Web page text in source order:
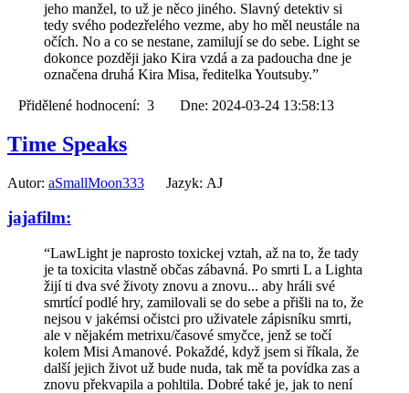
jeho manžel, to už je něco jiného. Slavný detektiv si
tedy svého podezřelého vezme, aby ho měl neustále na
očích. No a co se nestane, zamilují se do sebe. Light se
dokonce později jako Kira vzdá a za padoucha dne je
označena druhá Kira Misa, ředitelka Youtsuby.”
Přidělené hodnocení: 3 Dne: 2024-03-24 13:58:13
Time Speaks
Autor: aSmallMoon333 Jazyk: AJ
jajafilm:
“LawLight je naprosto toxickej vztah, až na to, že tady
je ta toxicita vlastně občas zábavná. Po smrti L a Lighta
žijí ti dva své životy znovu a znovu... aby hráli své
smrtící podlé hry, zamilovali se do sebe a přišli na to, že
nejsou v jakémsi očistci pro uživatele zápisníku smrti,
ale v nějakém metrixu/časové smyčce, jenž se točí
kolem Misi Amanové. Pokaždé, když jsem si říkala, že
další jejich život už bude nuda, tak mě ta povídka zas a
znovu překvapila a pohltila. Dobré také je, jak to není